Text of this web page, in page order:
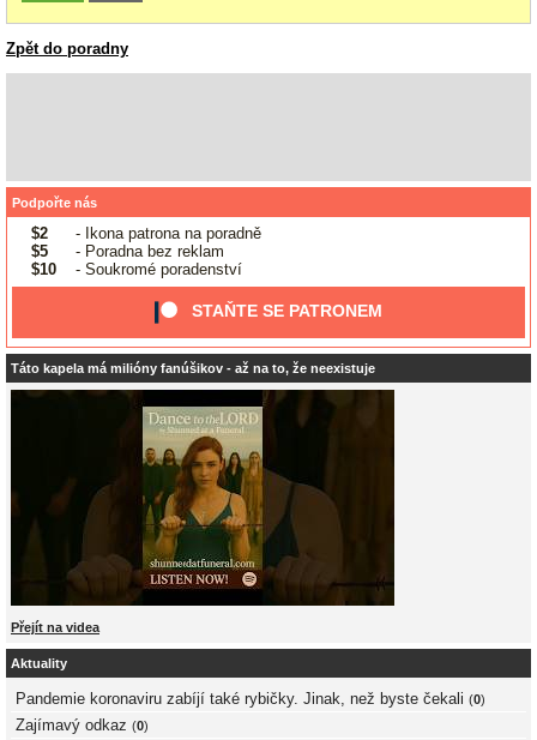
Zpět do poradny
Podpořte nás
$2
- Ikona patrona na poradně
$5
- Poradna bez reklam
$10
- Soukromé poradenství
STAŇTE SE PATRONEM
Táto kapela má milióny fanúšikov - až na to, že neexistuje
Přejít na videa
Aktuality
Pandemie koronaviru zabíjí také rybičky. Jinak, než byste čekali (0)
Zajímavý odkaz (0)